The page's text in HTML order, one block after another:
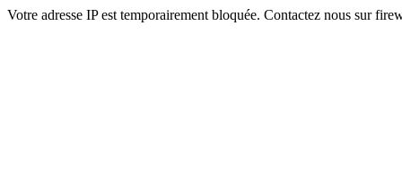
Votre adresse IP est temporairement bloquée. Contactez nous sur